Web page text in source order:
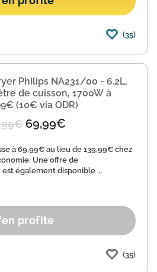
(35)
Philips NA231/00 - 6.2L,
de cuisson, 1700W à
(10€ via ODR)
69,99€
à 69,99€ au lieu de 139,99€ chez
Une offre de
également disponible ...
profite
(35)